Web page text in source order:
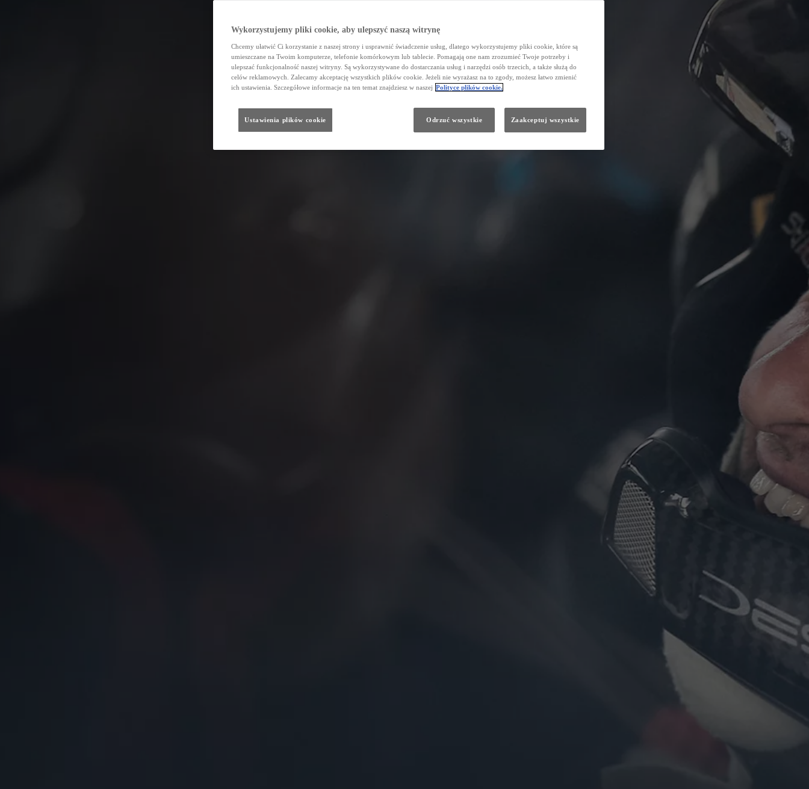
Wykorzystujemy pliki cookie, aby ulepszyć naszą witrynę
Chcemy ułatwić Ci korzystanie z naszej strony i usprawnić świadczenie usług, dlatego wykorzystujemy pliki cookie, które są
umieszczane na Twoim komputerze, telefonie komórkowym lub tablecie. Pomagają one nam zrozumieć Twoje potrzeby i
ulepszać funkcjonalność naszej witryny. Są wykorzystywane do dostarczania usług i narzędzi osób trzecich, a także służą do
celów reklamowych. Zalecamy akceptację wszystkich plików cookie. Jeżeli nie wyrażasz na to zgody, możesz łatwo zmienić
ich ustawienia. Szczegółowe informacje na ten temat znajdziesz w naszej Polityce plików cookie.
Ustawienia plików cookie Odrzuć wszystkie Zaakceptuj wszystkie